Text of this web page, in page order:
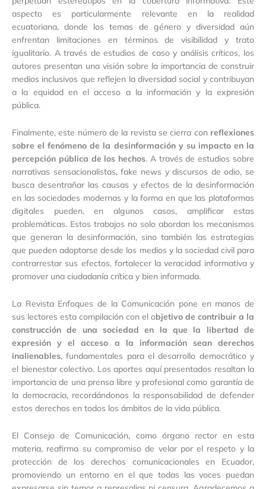
aspecto es particularmente relevante en la realidad
ecuatoriana, donde los temas de género y diversidad aún
enfrentan limitaciones en términos de visibilidad y trato
igualitario. A través de estudios de caso y análisis críticos, los
autores presentan una visión sobre la importancia de construir
medios inclusivos que reflejen la diversidad social y contribuyan
a la equidad en el acceso a la información y la expresión
pública.
Finalmente, este número de la revista se cierra con reflexiones
sobre el fenómeno de la desinformación y su impacto en la
percepción pública de los hechos. A través de estudios sobre
narrativas sensacionalistas, fake news y discursos de odio, se
busca desentrañar las causas y efectos de la desinformación
en las sociedades modernas y la forma en que las plataformas
digitales pueden, en algunos casos, amplificar estas
problemáticas. Estos trabajos no solo abordan los mecanismos
que generan la desinformación, sino también las estrategias
que pueden adoptarse desde los medios y la sociedad civil para
contrarrestar sus efectos, fortalecer la veracidad informativa y
promover una ciudadanía crítica y bien informada.
La Revista Enfoques de la Comunicación pone en manos de
sus lectores esta compilación con el objetivo de contribuir a la
construcción de una sociedad en la que la libertad de
expresión y el acceso a la información sean derechos
inalienables, fundamentales para el desarrollo democrático y
el bienestar colectivo. Los aportes aquí presentados resaltan la
importancia de una prensa libre y profesional como garantía de
la democracia, recordándonos la responsabilidad de defender
estos derechos en todos los ámbitos de la vida pública.
El Consejo de Comunicación, como órgano rector en esta
materia, reafirma su compromiso de velar por el respeto y la
protección de los derechos comunicacionales en Ecuador,
promoviendo un entorno en el que todas las voces puedan